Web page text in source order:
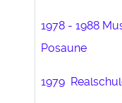
1978 - 1988
Posaune
1979